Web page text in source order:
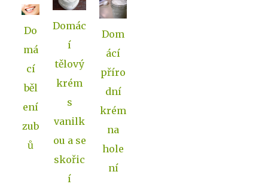
Do
má
cí
běl
ení
zub
ů
Domác
í
tělový
krém
s
vanilk
ou a se
skořic
í
Dom
ácí
příro
dní
krém
na
hole
ní